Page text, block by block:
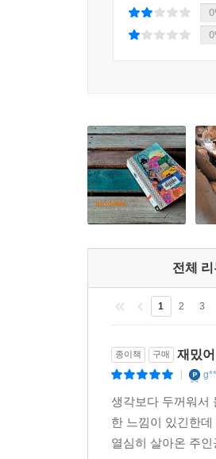
거부당하고 샌프란
언어장벽이라는 거대한
강휘를 보며, 수남은 앞
이토록 어엿한 숙녀가
미국에서 스스로 아무
그러나 제2차 세계대전
시달리다 아기를 낳는
대학까지 가게 된다.
나선다. 대학을 졸업한
해방과 함께 윤 자작은
그동안 얽히고설킨 수
기초생활 수급자로 요
역사 앞에서 주저하지
전체
1 2 3
종이책 구매 재밌
생각보다 두꺼워서
한 느낌이 있긴한
열심히 살아온 주